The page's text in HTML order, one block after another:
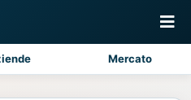
Mercato